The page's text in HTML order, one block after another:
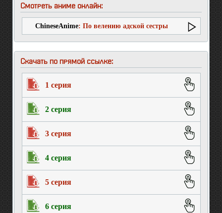
Смотреть аниме онлайн:
ChineseAnime: По велению адской сестры
(второй сезон)
Скачать по прямой ссылке:
1 серия
2 серия
3 серия
4 серия
5 серия
6 серия